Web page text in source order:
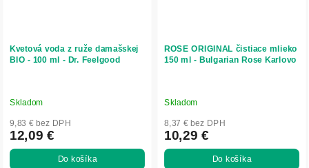
Kvetová voda z ruže damašskej
BIO - 100 ml - Dr. Feelgood
Skladom
9,83 € bez DPH
12,09 €
Do košíka
ROSE ORIGINAL čistiace mlieko
150 ml - Bulgarian Rose Karlovo
Skladom
8,37 € bez DPH
10,29 €
Do košíka